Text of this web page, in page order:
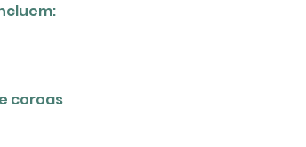
de coroas